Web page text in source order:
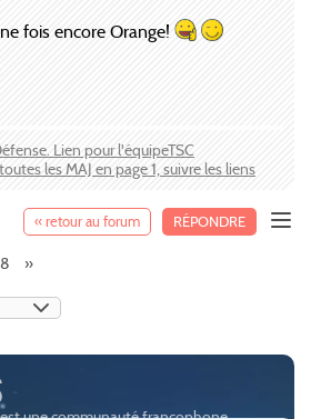
fois encore Orange!
Lien pour l'équipeTSC
les MAJ en page 1, suivre les liens
« retour au forum RÉPONDRE
8 »